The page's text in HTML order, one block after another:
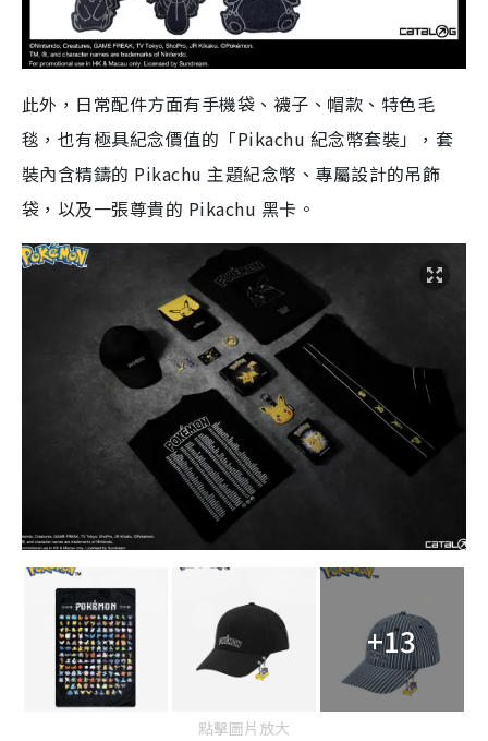
此外，日常配件方面有手機袋、襪子、帽款、特色毛
毯，也有極具紀念價值的「Pikachu 紀念幣套裝」，套
裝內含精鑄的 Pikachu 主題紀念幣、專屬設計的吊飾
袋，以及一張尊貴的 Pikachu 黑卡。
+13
點擊圖片放大